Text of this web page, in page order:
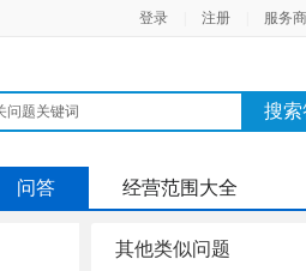
登录 注册 服务
搜索
问答 经营范围大全
其他类似问题